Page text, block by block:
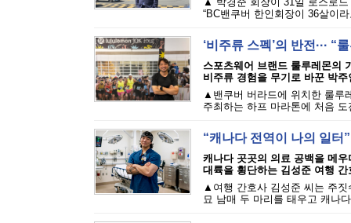
“BC밴쿠버 한인회장이 36살이
‘비주류 스펙’의 반전···
스포츠웨어 브랜드 룰루레몬의
비주류 경험을 무기로 바꾼 박주
▲밴쿠버 버라드에 위치한 룰루
주최하는 하프 마라톤에 처음
“캐나다 전역이 나의 일터
캐나다 곳곳의 의료 공백을 메우
대륙을 횡단하는 김성준 여행 간
▲여행 간호사 김성준 씨는 주
묘 남매 두 마리를 태우고 캐나